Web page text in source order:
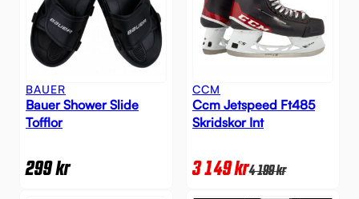
BAUER
Bauer Shower Slide
Tofflor
299kr
CCM
Ccm Jetspeed Ft485
Skridskor Int
3 149kr4 199kr